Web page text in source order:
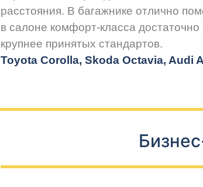
расстояния. В багажнике отлично
в салоне комфорт-класса
крупнее принятых стандартов.
Toyota Corolla, Skoda Octavia, Audi